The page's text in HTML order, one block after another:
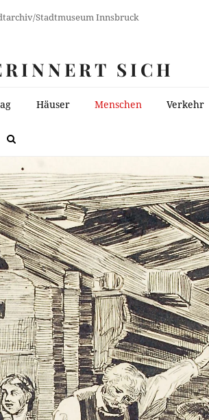
Stadtmuseum Innsbruck
SICH
Häuser Menschen Verkehr